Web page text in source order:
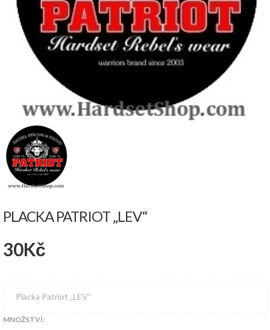
PLACKA PATRIOT „LEV“
30Kč
Placka Patriot „LEV“
MNOŽSTVÍ: